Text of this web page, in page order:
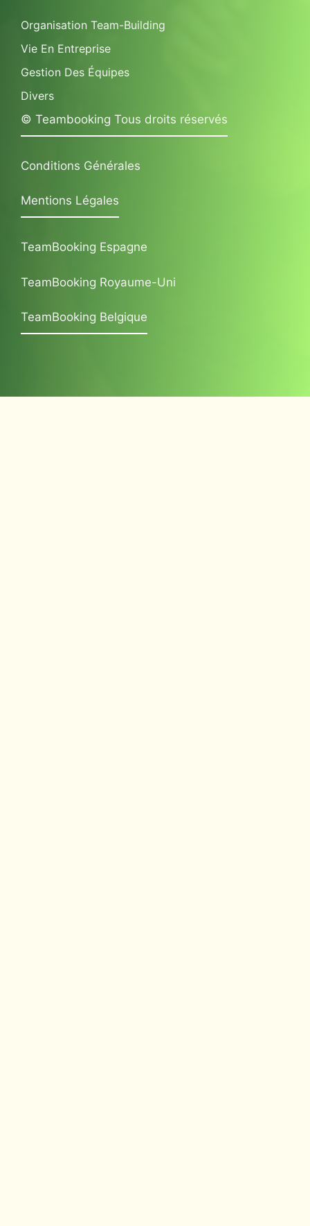
Organisation Team-Building
Vie En Entreprise
Gestion Des Équipes
Divers
© Teambooking Tous droits réservés
Conditions Générales
Mentions Légales
TeamBooking Espagne
TeamBooking Royaume-Uni
TeamBooking Belgique